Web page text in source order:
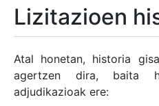
Erakutsi/Ezkutatu
Lizitazioen
Atal honetan, historia
agertzen dira, baita
adjudikazioak ere: